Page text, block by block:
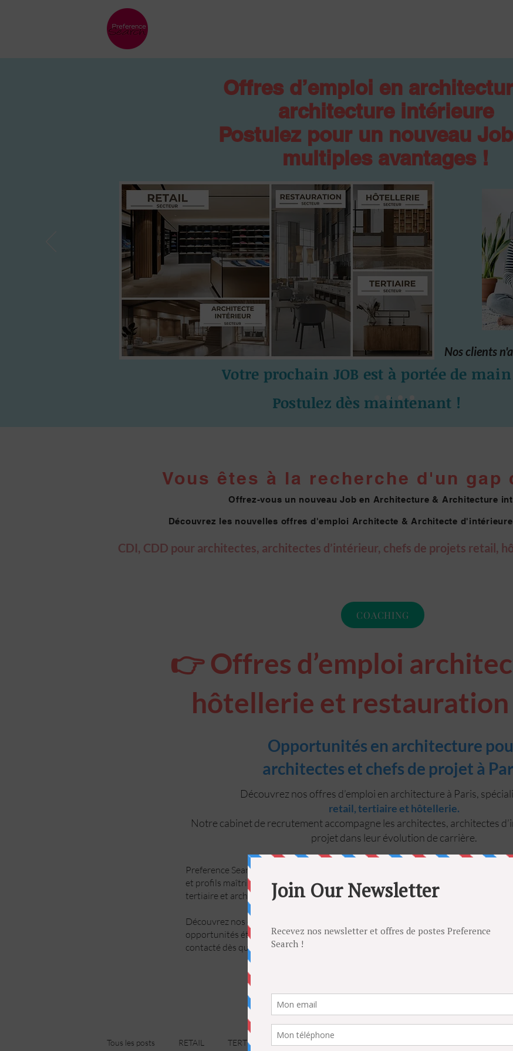
Offres d’emploi en
architecture intérieure
Postulez pour un nouveau
multiples avantages !
Nos clients
Votre prochain JOB est à portée de main
Postulez dès maintenant !
Vous êtes à la recherche d'un gap
Offrez-vous un nouveau Job en Architecture & Architecture
Découvrez les nouvelles offres d'emploi Architecte & Architecte
CDI, CDD pour architectes, architectes d’intérieur, chefs de projets retail,
COACHING
👉 Offres d’emploi
hôtellerie et restauration
Opportunités en architecture
architectes et chefs de projet à
Découvrez nos offres d’emploi en architecture à Paris,
retail, tertiaire et hôtellerie.
Notre cabinet de recrutement accompagne les architectes, architectes
projet dans leur évolution de carrière.
Preference Search accompagne les architectes, architectes d’intérieur, chefs de
et profils maîtrise d’œuvre dans leur recherche d’emploi en architecture, retail,
tertiaire et architecture intérieure.
Découvrez nos offres d’emploi en CDI, CDD à Paris, en Île-de-France et partout
opportunités étant confidentielles, vous pouvez également déposer une
contacté dès qu’un poste correspond à votre profil.
Tous les posts RETAIL TERTIAIRE